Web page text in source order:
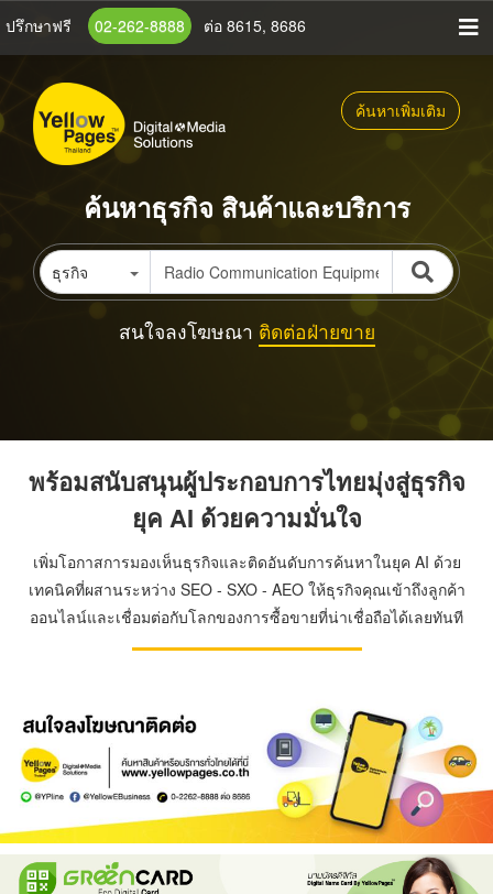
ข้าม
เนื้อหา
หลัก
ปรึกษาฟรี 02-262-8888 ต่อ 8615, 8686
ค้นหาเพิ่มเติม
ค้นหาธุรกิจ สินค้าและบริการ
ธุรกิจ
สนใจลงโฆษณา ติดต่อฝ่ายขาย
พร้อมสนับสนุนผู้ประกอบการไทยมุ่งสู่ธุรกิจ
ยุค AI ด้วยความมั่นใจ
เพิ่มโอกาสการมองเห็นธุรกิจและติดอันดับการค้นหาในยุค AI ด้วย
เทคนิคที่ผสานระหว่าง SEO - SXO - AEO ให้ธุรกิจคุณเข้าถึงลูกค้า
ออนไลน์และเชื่อมต่อกับโลกของการซื้อขายที่น่าเชื่อถือได้เลยทันที